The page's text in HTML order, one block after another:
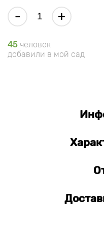
- +
45 человек
добавили в мой сад